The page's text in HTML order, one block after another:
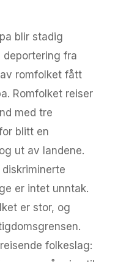
blir stadig
deportering fra
romfolket fått
Romfolket reiser
med tre
blitt en
ut av landene.
er intet unntak.
er stor, og
folkeslag: